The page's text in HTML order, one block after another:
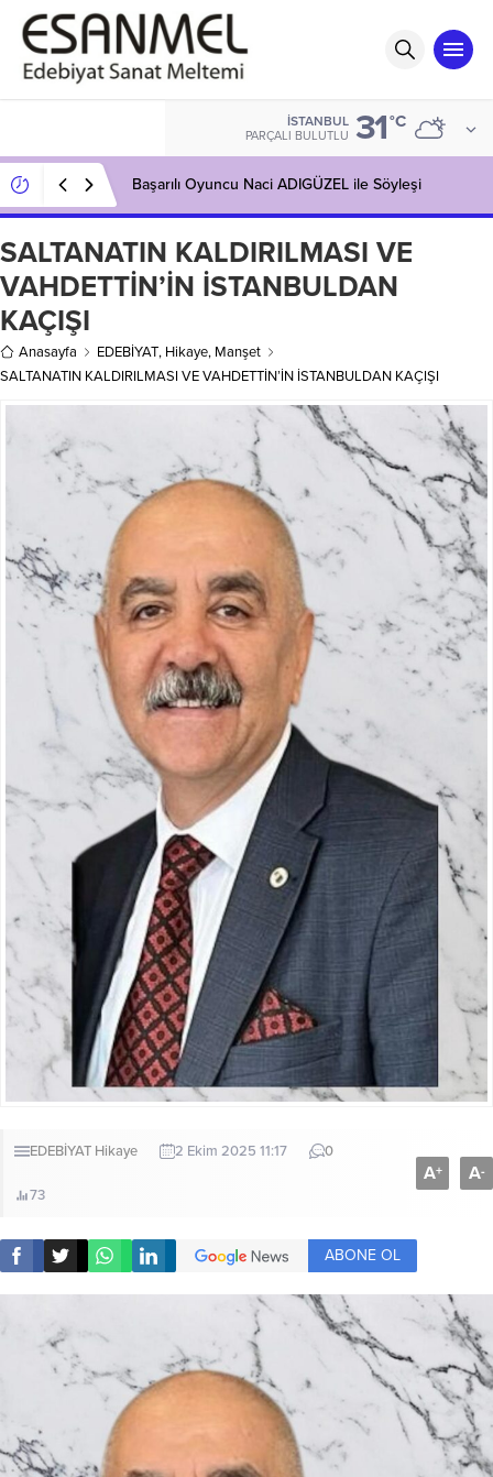
İSTANBUL
PARÇALI BULUTLU 31°C
Başarılı Oyuncu Naci ADIGÜZEL ile Söyleşi
SALTANATIN KALDIRILMASI VE
VAHDETTİN’İN İSTANBULDAN
KAÇIŞI
Anasayfa EDEBİYAT, Hikaye, Manşet
SALTANATIN KALDIRILMASI VE VAHDETTİN’İN İSTANBULDAN KAÇIŞI
EDEBİYAT Hikaye 2 Ekim 2025 11:17 0
73
A+ A-
ABONE OL